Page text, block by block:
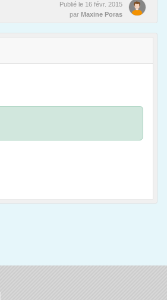
Publié le 16 févr. 2015
par Maxine Poras